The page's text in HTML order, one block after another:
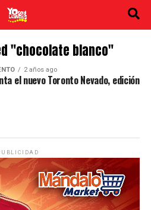
"chocolate blanco"
2 años ago
el nuevo Toronto Nevado, edición